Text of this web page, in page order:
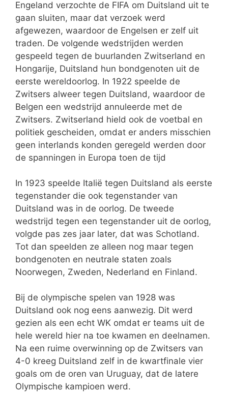
Engeland verzochte de FIFA om Duitsland uit te
gaan sluiten, maar dat verzoek werd
afgewezen, waardoor de Engelsen er zelf uit
traden. De volgende wedstrijden werden
gespeeld tegen de buurlanden Zwitserland en
Hongarije, Duitsland hun bondgenoten uit de
eerste wereldoorlog. In 1922 speelde de
Zwitsers alweer tegen Duitsland, waardoor de
Belgen een wedstrijd annuleerde met de
Zwitsers. Zwitserland hield ook de voetbal en
politiek gescheiden, omdat er anders misschien
geen interlands konden geregeld werden door
de spanningen in Europa toen de tijd
In 1923 speelde Italië tegen Duitsland als eerste
tegenstander die ook tegenstander van
Duitsland was in de oorlog. De tweede
wedstrijd tegen een tegenstander uit de oorlog,
volgde pas zes jaar later, dat was Schotland.
Tot dan speelden ze alleen nog maar tegen
bondgenoten en neutrale staten zoals
Noorwegen, Zweden, Nederland en Finland.
Bij de olympische spelen van 1928 was
Duitsland ook nog eens aanwezig. Dit werd
gezien als een echt WK omdat er teams uit de
hele wereld hier na toe kwamen en deelnamen.
Na een ruime overwinning op de Zwitsers van
4-0 kreeg Duitsland zelf in de kwartfinale vier
goals om de oren van Uruguay, dat de latere
Olympische kampioen werd.